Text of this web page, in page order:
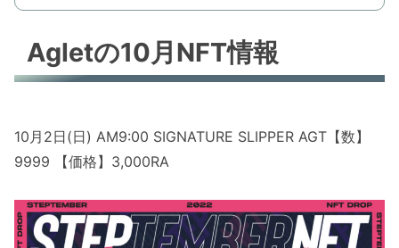
Agletの10月NFT情報
10月2日(日) AM9:00 SIGNATURE SLIPPER AGT【数】
9999 【価格】3,000RA